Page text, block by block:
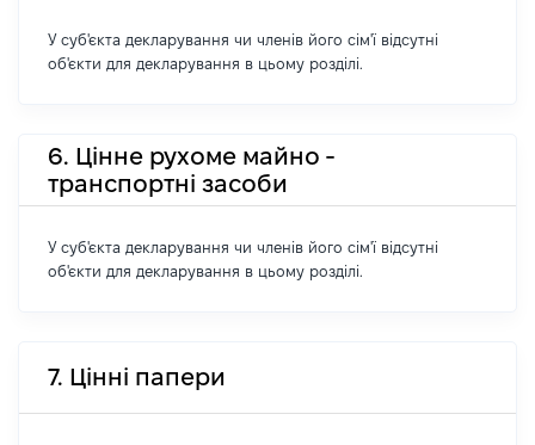
У суб'єкта декларування чи членів його сім'ї відсутні
об'єкти для декларування в цьому розділі.
6. Цінне рухоме майно -
транспортні засоби
У суб'єкта декларування чи членів його сім'ї відсутні
об'єкти для декларування в цьому розділі.
7. Цінні папери